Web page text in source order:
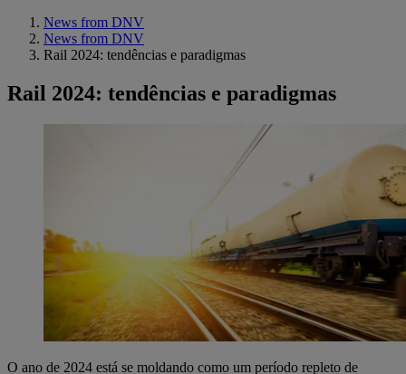
News from DNV
News from DNV
Rail 2024: tendências e paradigmas
Rail 2024: tendências e paradigmas
O ano de 2024 está se moldando como um período repleto de